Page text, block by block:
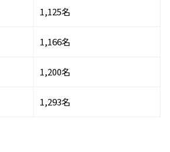
1,125名
1,166名
1,200名
1,293名